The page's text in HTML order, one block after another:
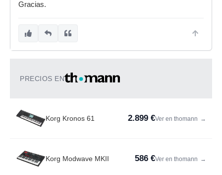
Gracias.
PRECIOS EN
Korg Kronos 61 2.899 €Ver en thomann →
Korg Modwave MKII 586 €Ver en thomann →